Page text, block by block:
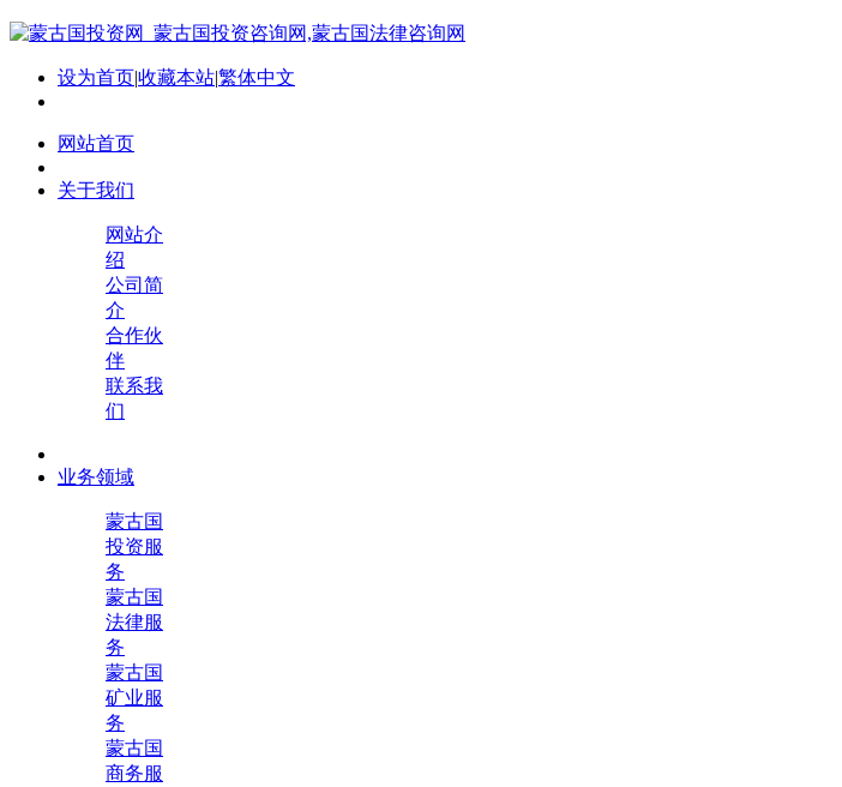
设为首页|收藏本站|繁体中文
网站首页
关于我们
网站介
绍
公司简
介
合作伙
伴
联系我
们
业务领域
蒙古国
投资服
务
蒙古国
法律服
务
蒙古国
矿业服
务
蒙古国
商务服